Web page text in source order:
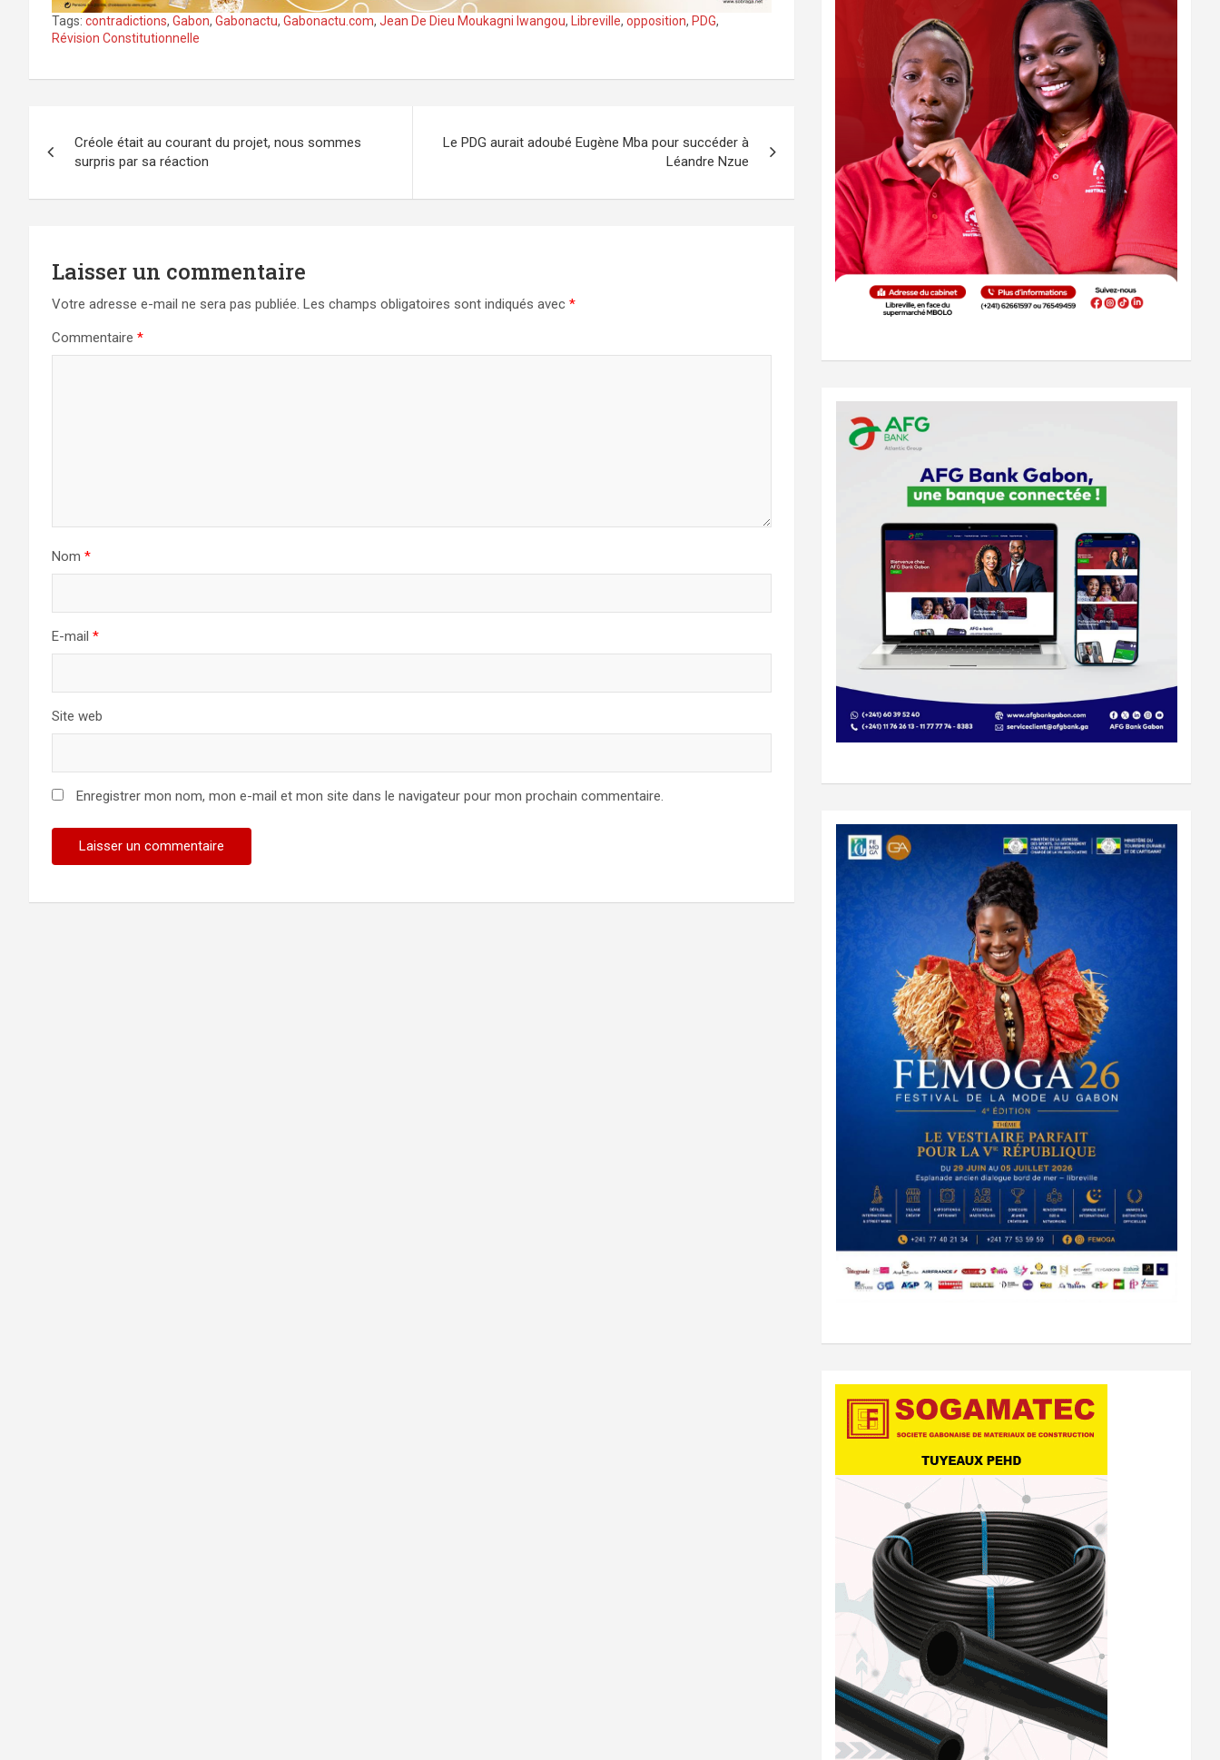
Tags: contradictions, Gabon, Gabonactu, Gabonactu.com, Jean De Dieu Moukagni Iwangou, Libreville, opposition, PDG,
Révision Constitutionnelle
de
l’article
Créole était au courant du projet, nous sommes
surpris par sa réaction
Le PDG aurait adoubé Eugène Mba pour succéder à
Léandre Nzue
Laisser un commentaire
Votre adresse e-mail ne sera pas publiée. Les champs obligatoires sont indiqués avec *
Commentaire *
Nom *
E-mail *
Site web
Enregistrer mon nom, mon e-mail et mon site dans le navigateur pour mon prochain commentaire.